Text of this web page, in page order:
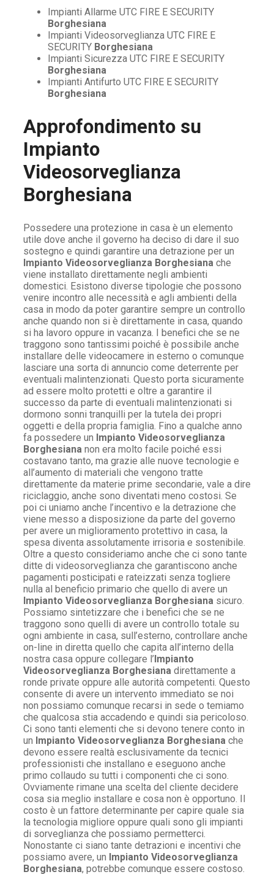
Impianti Allarme UTC FIRE E SECURITY
Borghesiana
Impianti Videosorveglianza UTC FIRE E
SECURITY Borghesiana
Impianti Sicurezza UTC FIRE E SECURITY
Borghesiana
Impianti Antifurto UTC FIRE E SECURITY
Borghesiana
Approfondimento su
Impianto
Videosorveglianza
Borghesiana
Possedere una protezione in casa è un elemento
utile dove anche il governo ha deciso di dare il suo
sostegno e quindi garantire una detrazione per un
Impianto Videosorveglianza Borghesiana che
viene installato direttamente negli ambienti
domestici. Esistono diverse tipologie che possono
venire incontro alle necessità e agli ambienti della
casa in modo da poter garantire sempre un controllo
anche quando non si è direttamente in casa, quando
si ha lavoro oppure in vacanza. I benefici che se ne
traggono sono tantissimi poiché è possibile anche
installare delle videocamere in esterno o comunque
lasciare una sorta di annuncio come deterrente per
eventuali malintenzionati. Questo porta sicuramente
ad essere molto protetti e oltre a garantire il
successo da parte di eventuali malintenzionati si
dormono sonni tranquilli per la tutela dei propri
oggetti e della propria famiglia. Fino a qualche anno
fa possedere un Impianto Videosorveglianza
Borghesiana non era molto facile poiché essi
costavano tanto, ma grazie alle nuove tecnologie e
all’aumento di materiali che vengono tratte
direttamente da materie prime secondarie, vale a dire
riciclaggio, anche sono diventati meno costosi. Se
poi ci uniamo anche l’incentivo e la detrazione che
viene messo a disposizione da parte del governo
per avere un miglioramento protettivo in casa, la
spesa diventa assolutamente irrisoria e sostenibile.
Oltre a questo consideriamo anche che ci sono tante
ditte di videosorveglianza che garantiscono anche
pagamenti posticipati e rateizzati senza togliere
nulla al beneficio primario che quello di avere un
Impianto Videosorveglianza Borghesiana sicuro.
Possiamo sintetizzare che i benefici che se ne
traggono sono quelli di avere un controllo totale su
ogni ambiente in casa, sull’esterno, controllare anche
on-line in diretta quello che capita all’interno della
nostra casa oppure collegare l’Impianto
Videosorveglianza Borghesiana direttamente a
ronde private oppure alle autorità competenti. Questo
consente di avere un intervento immediato se noi
non possiamo comunque recarsi in sede o temiamo
che qualcosa stia accadendo e quindi sia pericoloso.
Ci sono tanti elementi che si devono tenere conto in
un Impianto Videosorveglianza Borghesiana che
devono essere realtà esclusivamente da tecnici
professionisti che installano e eseguono anche
primo collaudo su tutti i componenti che ci sono.
Ovviamente rimane una scelta del cliente decidere
cosa sia meglio installare e cosa non è opportuno. Il
costo è un fattore determinante per capire quale sia
la tecnologia migliore oppure quali sono gli impianti
di sorveglianza che possiamo permetterci.
Nonostante ci siano tante detrazioni e incentivi che
possiamo avere, un Impianto Videosorveglianza
Borghesiana, potrebbe comunque essere costoso.